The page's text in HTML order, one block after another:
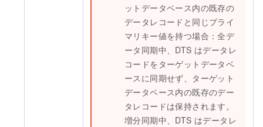
ットデータベース内の既存の
データレコードと同じプライ
マリキー値を持つ場合：全デ
ータ同期中、DTS はデータレ
コードをターゲットデータベ
ースに同期せず、ターゲット
データベース内の既存のデー
タレコードは保持されます。
増分同期中、DTS はデータレ